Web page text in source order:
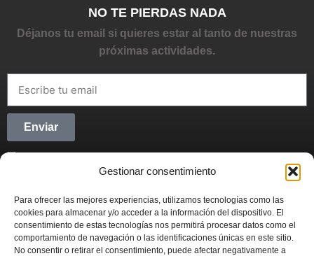
Gestionar consentimiento
Para ofrecer las mejores experiencias, utilizamos tecnologías como las
cookies para almacenar y/o acceder a la información del dispositivo. El
consentimiento de estas tecnologías nos permitirá procesar datos como el
comportamiento de navegación o las identificaciones únicas en este sitio.
No consentir o retirar el consentimiento, puede afectar negativamente a
NO TE PIERDAS NADA
Déjanos tu email si quieres estar al tanto de nuestras
próximas actividades.
Enviar
Síguenos en Redes Sociales y forma parte del
movimiento emprendedor.